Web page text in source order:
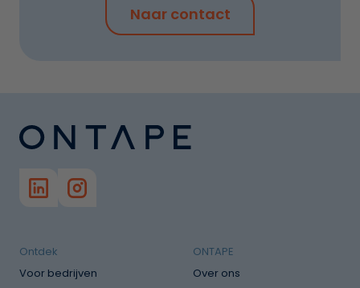
Naar contact
Ontdek
Voor bedrijven
ONTAPE
Over ons